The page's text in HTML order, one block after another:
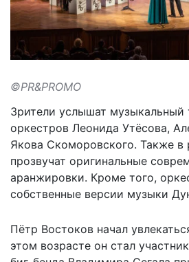
©PR&PROMO
Зрители услышат музыкальный
оркестров Леонида Утёсова,
Якова Скоморовского. Также в
прозвучат оригинальные
аранжировки. Кроме того,
собственные версии музыки
Пётр Востоков начал
этом возрасте он стал